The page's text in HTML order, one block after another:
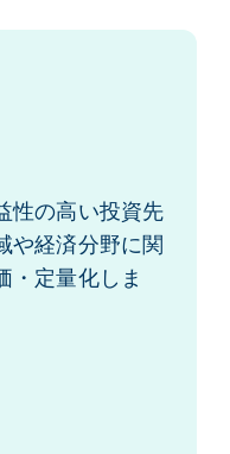
性の高い投資先
や経済分野に関
・定量化しま